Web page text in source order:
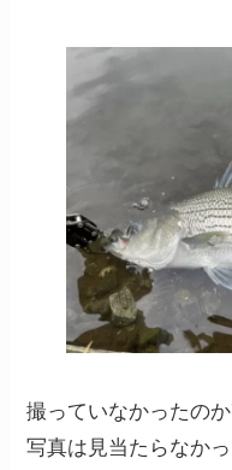
撮っていなかったの
写真は見当たらなか